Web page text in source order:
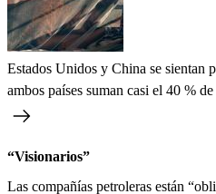
Estados Unidos y China se sientan
ambos países suman casi el 40 %
“Visionarios”
Las compañías petroleras están